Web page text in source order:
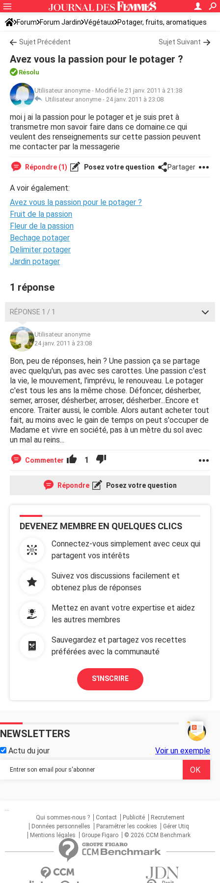
Forum Forum Jardin Végétaux Potager, fruits, aromatiques
Sujet Précédent Sujet Suivant
Avez vous la passion pour le potager ?
Résolu
Utilisateur anonyme - Modifié le 21 janv. 2011 à 21:38
Utilisateur anonyme - 24 janv. 2011 à 23:08
moi j ai la passion pour le potager et je suis pret à
transmetre mon savoir faire dans ce domaine.ce qui
veulent des renseignements sur cette passion peuvent
me contacter par la messagerie
Répondre (1) Posez votre question Partager
A voir également:
Avez vous la passion pour le potager ?
Fruit de la passion
Fleur de la passion
Bechage potager
Delimiter potager
Jardin potager
1 réponse
RÉPONSE 1 / 1
Utilisateur anonyme
24 janv. 2011 à 23:08
Bon, peu de réponses, hein ? Une passion ça se partage
avec quelqu'un, pas avec ses carottes. Une passion c'est
la vie, le mouvement, l'imprévu, le renouveau. Le potager
c'est tous les ans la même chose. Défoncer, désherber,
semer, arroser, désherber, arroser, désherber...Encore et
encore. Traiter aussi, le comble. Alors autant acheter tout
fait, au moins avec le gain de temps on peut s'occuper de
Madame et vivre en société, pas à un mètre du sol avec
un mal au reins...
Commenter 1
Répondre Posez votre question
DEVENEZ MEMBRE EN QUELQUES CLICS
Connectez-vous simplement avec ceux qui
partagent vos intérêts
Suivez vos discussions facilement et
obtenez plus de réponses
Mettez en avant votre expertise et aidez
les autres membres
Sauvegardez et partagez vos recettes
préférées avec la communauté
S'INSCRIRE
NEWSLETTERS
Actu du jour Voir un exemple
...
Qui sommes-nous ?
Contact Publicité
Recrutement
Données personnelles
Paramétrer les cookies
Gérer Utiq
Mentions légales
Groupe Figaro © 2026 CCM Benchmark